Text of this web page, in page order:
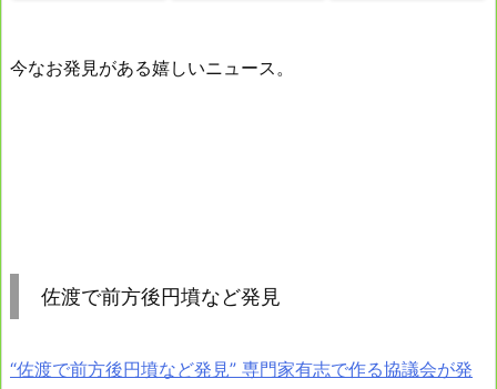
今なお発見がある嬉しいニュース。
佐渡で前方後円墳など発見
“佐渡で前方後円墳など発見” 専門家有志で作る協議会が発